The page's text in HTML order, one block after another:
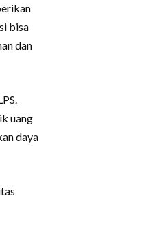
bisa
dan
uang
daya